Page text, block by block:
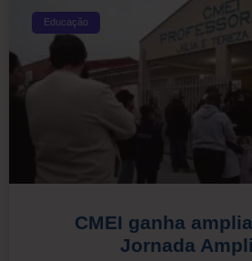
Educação
CMEI ganha
Jornada